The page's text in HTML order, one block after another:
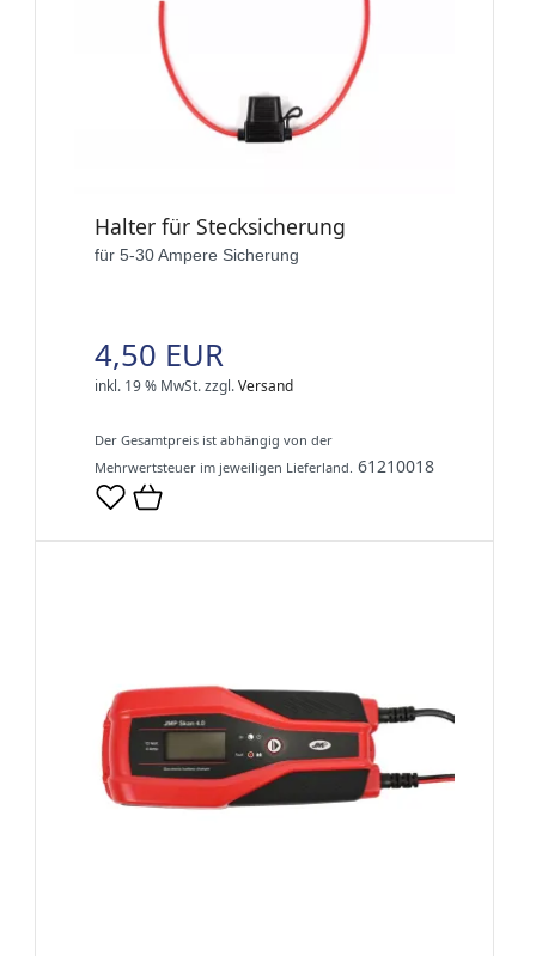
Halter für Stecksicherung
für 5-30 Ampere Sicherung
4,50 EUR
inkl. 19 % MwSt.zzgl.Versand
Der Gesamtpreis ist abhängig von der
Mehrwertsteuer im jeweiligen Lieferland. 61210018